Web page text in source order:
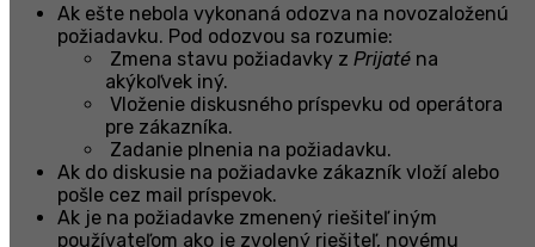
Ak ešte nebola vykonaná odozva na novozaloženú
požiadavku. Pod odozvou sa rozumie:
Zmena stavu požiadavky z Prijaté na
akýkoľvek iný.
Vloženie diskusného príspevku od operátora
pre zákazníka.
Zadanie plnenia na požiadavku.
Ak do diskusie na požiadavke zákazník vloží alebo
pošle cez mail príspevok.
Ak je na požiadavke zmenený riešiteľ iným
používateľom ako je zvolený riešiteľ, novému